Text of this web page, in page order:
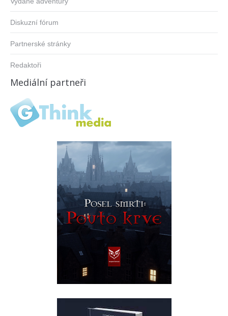
Diskuzní fórum
Partnerské stránky
Redaktoři
Mediální partneři